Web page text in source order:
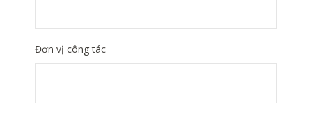
Đơn vị công tác